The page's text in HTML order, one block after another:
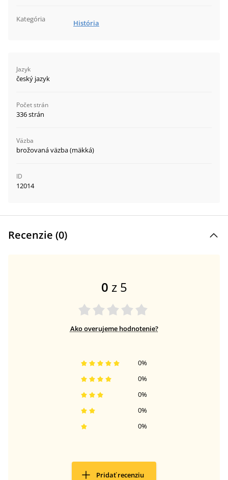
Kategória História
Jazyk
český jazyk
Počet strán
336 strán
Väzba
brožovaná väzba (mäkká)
ID
12014
Recenzie (0)
0 z 5
Ako overujeme hodnotenie?
0%
0%
0%
0%
0%
Pridať recenziu